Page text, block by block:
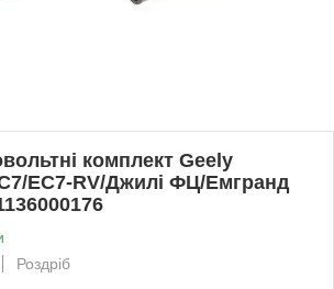
комплект Geely
EC7-RV/Джилі ФЦ/Емгранд
Роздріб